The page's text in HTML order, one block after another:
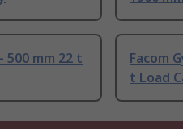
500 mm 22 t
Facom
t Load